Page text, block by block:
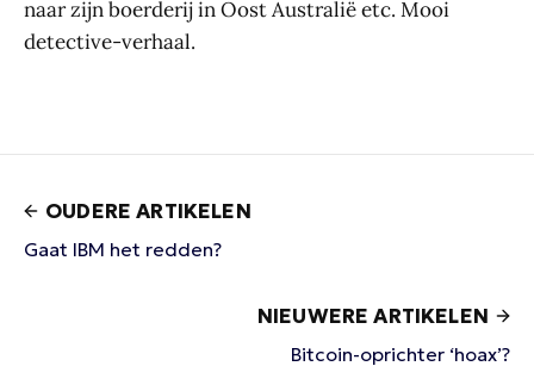
naar zijn boerderij in Oost Australië etc. Mooi
detective-verhaal.
OUDERE ARTIKELEN
Gaat IBM het redden?
NIEUWERE ARTIKELEN
Bitcoin-oprichter ‘hoax’?